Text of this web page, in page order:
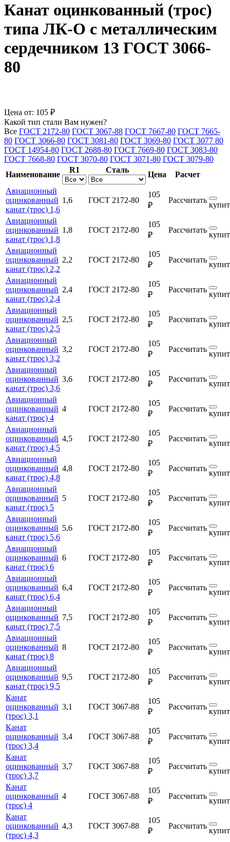
Канат оцинкованный (трос)
типа ЛК-О с металлическим
сердечником 13 ГОСТ 3066-
80
Цена от: 105 ₽
Какой тип стали Вам нужен?
Все ГОСТ 2172-80 ГОСТ 3067-88 ГОСТ 7667-80 ГОСТ 7665-
80 ГОСТ 3066-80 ГОСТ 3081-80 ГОСТ 3069-80 ГОСТ 3077 80
ГОСТ 14954-80 ГОСТ 2688-80 ГОСТ 7669-80 ГОСТ 3083-80
ГОСТ 7668-80 ГОСТ 3070-80 ГОСТ 3071-80 ГОСТ 3079-80
Наименование
R1 Сталь
Цена
Расчет
Авиационный
оцинкованный
канат (трос) 1,6
1,6 ГОСТ 2172-80
105
₽
Рассчитать
Авиационный
оцинкованный
канат (трос) 1,8
1,8 ГОСТ 2172-80
105
₽
Рассчитать
Авиационный
оцинкованный
канат (трос) 2,2
2,2 ГОСТ 2172-80
105
₽
Рассчитать
Авиационный
оцинкованный
канат (трос) 2,4
2,4 ГОСТ 2172-80
105
₽
Рассчитать
Авиационный
оцинкованный
канат (трос) 2,5
2,5 ГОСТ 2172-80
105
₽
Рассчитать
Авиационный
оцинкованный
канат (трос) 3,2
3,2 ГОСТ 2172-80
105
₽
Рассчитать
Авиационный
оцинкованный
канат (трос) 3,6
3,6 ГОСТ 2172-80
105
₽
Рассчитать
Авиационный
оцинкованный
канат (трос) 4
4 ГОСТ 2172-80
105
₽
Рассчитать
Авиационный
оцинкованный
канат (трос) 4,5
4,5 ГОСТ 2172-80
105
₽
Рассчитать
Авиационный
оцинкованный
канат (трос) 4,8
4,8 ГОСТ 2172-80
105
₽
Рассчитать
Авиационный
оцинкованный
канат (трос) 5
5 ГОСТ 2172-80
105
₽
Рассчитать
Авиационный
оцинкованный
канат (трос) 5,6
5,6 ГОСТ 2172-80
105
₽
Рассчитать
Авиационный
оцинкованный
канат (трос) 6
6 ГОСТ 2172-80
105
₽
Рассчитать
Авиационный
оцинкованный
канат (трос) 6,4
6,4 ГОСТ 2172-80
105
₽
Рассчитать
Авиационный
оцинкованный
канат (трос) 7,5
7,5 ГОСТ 2172-80
105
₽
Рассчитать
Авиационный
оцинкованный
канат (трос) 8
8 ГОСТ 2172-80
105
₽
Рассчитать
Авиационный
оцинкованный
канат (трос) 9,5
9,5 ГОСТ 2172-80
105
₽
Рассчитать
Канат
оцинкованный
(трос) 3,1
3,1 ГОСТ 3067-88
105
₽
Рассчитать
Канат
оцинкованный
(трос) 3,4
3,4 ГОСТ 3067-88
105
₽
Рассчитать
Канат
оцинкованный
(трос) 3,7
3,7 ГОСТ 3067-88
105
₽
Рассчитать
Канат
оцинкованный
(трос) 4
4 ГОСТ 3067-88
105
₽
Рассчитать
Канат
оцинкованный
(трос) 4,3
4,3 ГОСТ 3067-88
105
₽
Рассчитать